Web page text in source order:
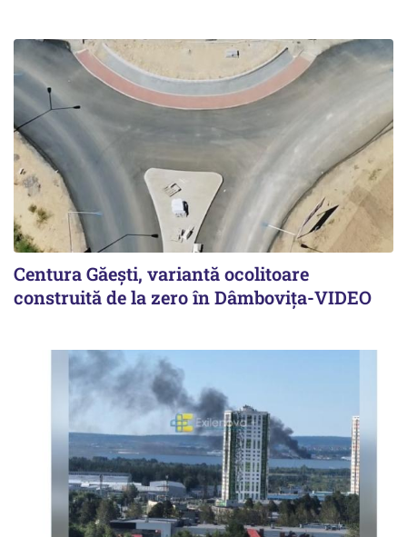
Centura Găești, variantă ocolitoare
construită de la zero în Dâmbovița-VIDEO